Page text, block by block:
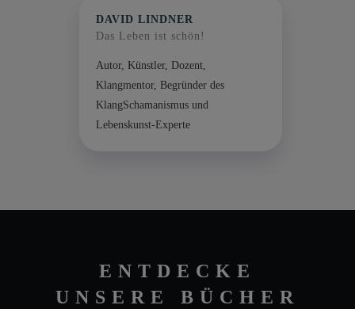
DAVID LINDNER
Das Leben ist schön!
Autor, Künstler, Dozent,
Klangmentor, Begründer des
KlangSchamanismus und
Lebenskunst-Experte
ENTDECKE
UNSERE BÜCHER